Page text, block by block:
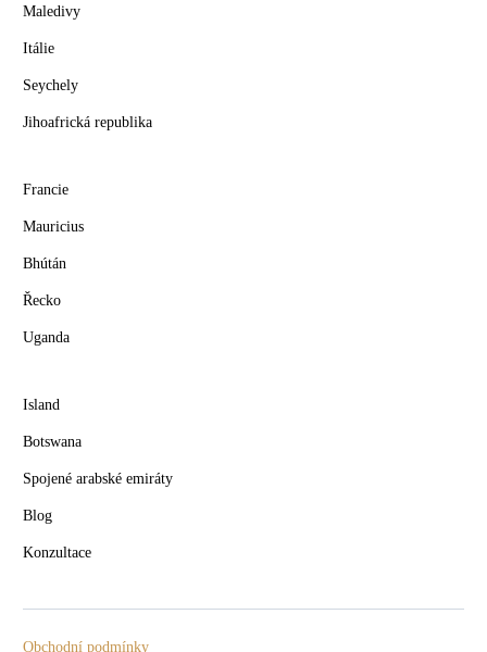
Maledivy
Itálie
Seychely
Jihoafrická republika
Francie
Mauricius
Bhútán
Řecko
Uganda
Island
Botswana
Spojené arabské emiráty
Blog
Konzultace
Obchodní podmínky